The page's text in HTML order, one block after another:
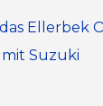
Ellerbek
Suzuki